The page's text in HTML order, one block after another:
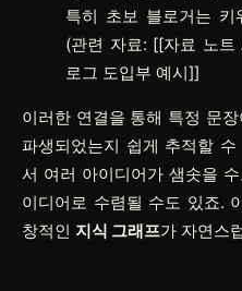
특히 초보 블로거는
(관련 자료: [[자료 노
로그 도입부 예시]]
이러한 연결을 통해 특정 문
파생되었는지 쉽게 추적할
서 여러 아이디어가 샘솟을
이디어로 수렴될 수도 있죠.
창적인 지식 그래프가 자연스